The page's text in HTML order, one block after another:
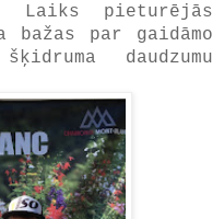
Laiks pieturējās
par gaidāmo
daudzumu